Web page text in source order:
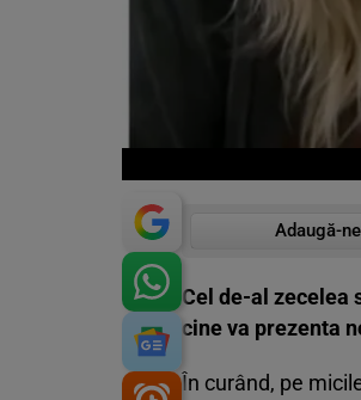
Adaugă-
Cel de-al zecelea
cine va prezenta
În curând, pe